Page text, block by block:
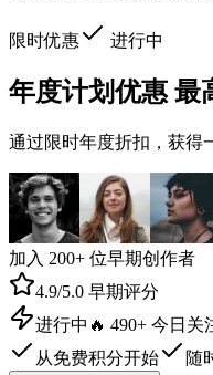
限时优惠 进行中
年度计划优惠 最
通过限时年度折扣，获得
加入 200+ 位早期创作者
4.9/5.0 早期评分
进行中 🔥 490+ 今日关
从免费积分开始
随